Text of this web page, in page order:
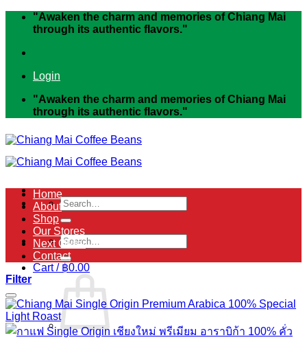
Skip
"Awaken the charm and memories of Chiang Mai
through its authentic flavors."
Login
"Awaken the charm and memories of Chiang Mai
through its authentic flavors."
Search
for:
Search
for:
Cart / ฿0.00
Home
About
Shop
Our Stores
Next Order
Contact
Filter